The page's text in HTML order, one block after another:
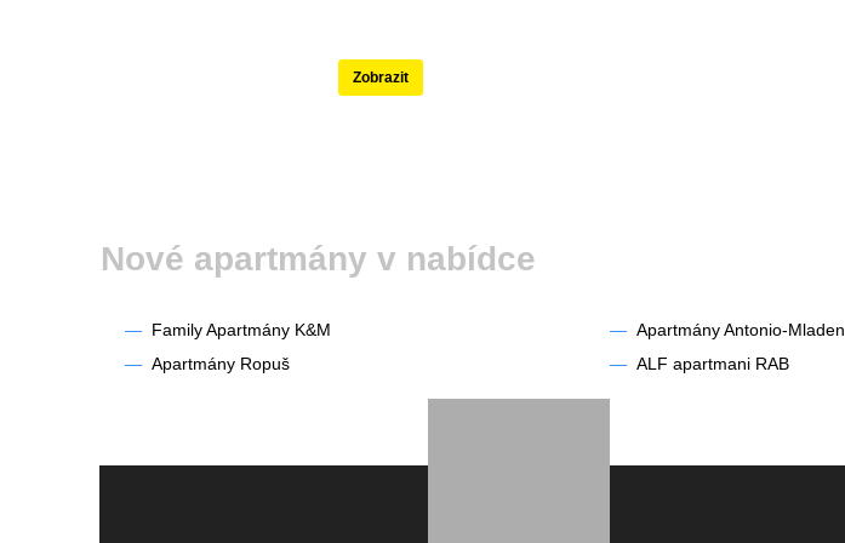
Zobrazit
Nové apartmány v nabídce
— Family Apartmány K&M
— Apartmány Ropuš
— Apartmány Antonio-Mladen
— ALF apartmani RAB